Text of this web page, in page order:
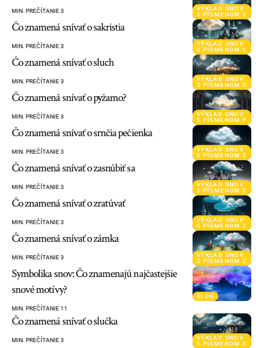
VÝKLAD SNOV
S PÍSMENOM S
MIN. PREČÍTANIE 3
VÝKLAD SNOV
S PÍSMENOM S
Čo znamená snívať o sakristia
MIN. PREČÍTANIE 3
VÝKLAD SNOV
S PÍSMENOM S
Čo znamená snívať o sluch
MIN. PREČÍTANIE 3
VÝKLAD SNOV
S PÍSMENOM P
Čo znamená snívať o pyžamo?
MIN. PREČÍTANIE 3
VÝKLAD SNOV
S PÍSMENOM S
Čo znamená snívať o srnčia pečienka
MIN. PREČÍTANIE 3
VÝKLAD SNOV
S PÍSMENOM Z
Čo znamená snívať o zasnúbiť sa
MIN. PREČÍTANIE 3
VÝKLAD SNOV
S PÍSMENOM Z
Čo znamená snívať o zratúvať
MIN. PREČÍTANIE 3
VÝKLAD SNOV
S PÍSMENOM Z
Čo znamená snívať o zámka
MIN. PREČÍTANIE 3
BLOG
Symbolika snov: Čo znamenajú najčastejšie
snové motívy?
MIN. PREČÍTANIE 11
VÝKLAD SNOV
S PÍSMENOM S
Čo znamená snívať o slučka
MIN. PREČÍTANIE 3